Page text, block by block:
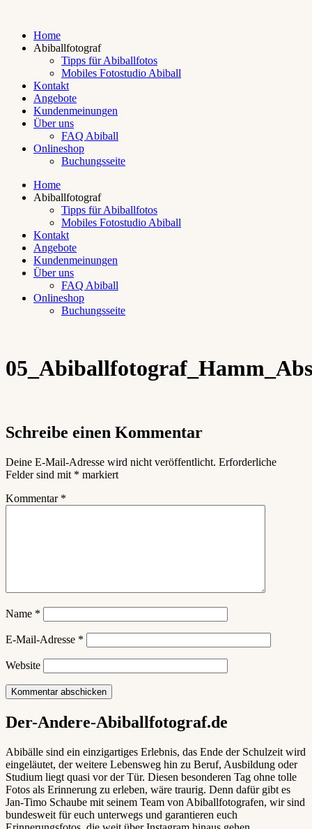
Home
Abiballfotograf
Tipps für Abiballfotos
Mobiles Fotostudio Abiball
Kontakt
Angebote
Kundenmeinungen
Über uns
FAQ Abiball
Onlineshop
Buchungsseite
Home
Abiballfotograf
Tipps für Abiballfotos
Mobiles Fotostudio Abiball
Kontakt
Angebote
Kundenmeinungen
Über uns
FAQ Abiball
Onlineshop
Buchungsseite
Schreibe einen Kommentar
Deine E-Mail-Adresse wird nicht veröffentlicht. Erforderliche
Felder sind mit * markiert
Kommentar *
Name *
E-Mail-Adresse *
Website
Der-Andere-Abiballfotograf.de
Abibälle sind ein einzigartiges Erlebnis, das Ende der Schulzeit wird
eingeläutet, der weitere Lebensweg hin zu Beruf, Ausbildung oder
Studium liegt quasi vor der Tür. Diesen besonderen Tag ohne tolle
Fotos als Erinnerung zu erleben, wäre traurig. Denn dafür gibt es
Jan-Timo Schaube mit seinem Team von Abiballfotografen, wir sind
bundesweit für euch unterwegs und garantieren euch